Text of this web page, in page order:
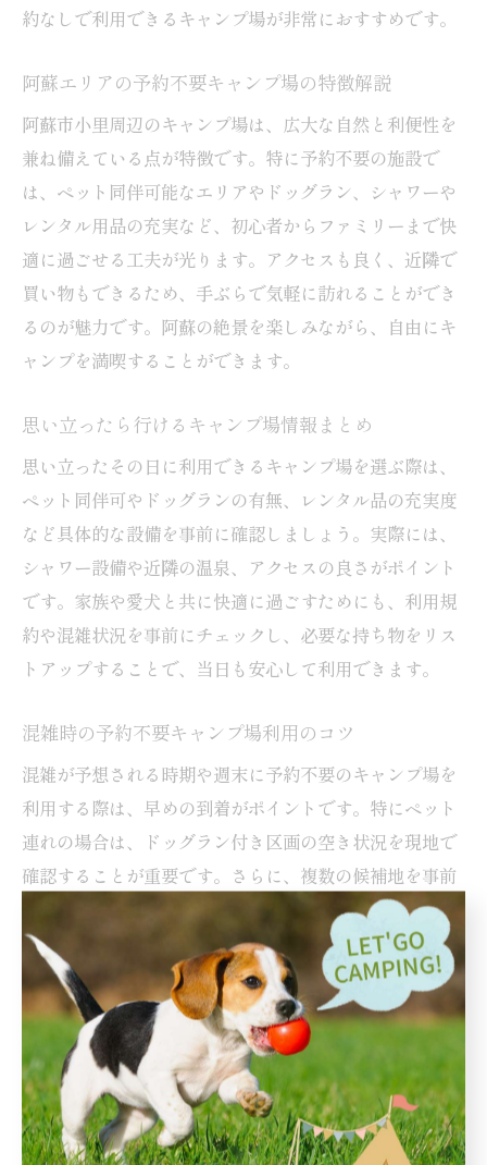
約なしで利用できるキャンプ場が非常におすすめです。
阿蘇エリアの予約不要キャンプ場の特徴解説
阿蘇市小里周辺のキャンプ場は、広大な自然と利便性を
兼ね備えている点が特徴です。特に予約不要の施設で
は、ペット同伴可能なエリアやドッグラン、シャワーや
レンタル用品の充実など、初心者からファミリーまで快
適に過ごせる工夫が光ります。アクセスも良く、近隣で
買い物もできるため、手ぶらで気軽に訪れることができ
るのが魅力です。阿蘇の絶景を楽しみながら、自由にキ
ャンプを満喫することができます。
思い立ったら行けるキャンプ場情報まとめ
思い立ったその日に利用できるキャンプ場を選ぶ際は、
ペット同伴可やドッグランの有無、レンタル品の充実度
など具体的な設備を事前に確認しましょう。実際には、
シャワー設備や近隣の温泉、アクセスの良さがポイント
です。家族や愛犬と共に快適に過ごすためにも、利用規
約や混雑状況を事前にチェックし、必要な持ち物をリス
トアップすることで、当日も安心して利用できます。
混雑時の予約不要キャンプ場利用のコツ
混雑が予想される時期や週末に予約不要のキャンプ場を
利用する際は、早めの到着がポイントです。特にペット
連れの場合は、ドッグラン付き区画の空き状況を現地で
確認することが重要です。さらに、複数の候補地を事前
にリストアップしておけば、満場時にも柔軟に対応でき
ます。チェックリストを活用し、必要な道具や食材を準
備しておくことで、混雑時もスムーズにキャンプを楽し
むことができます。
予約なしで楽しむ阿蘇キャンプ場の注意点
予約不要のキャンプ場利用時は、混雑や設備の利用状況
に注意が必要です。特にペット同伴の場合は、他の利用